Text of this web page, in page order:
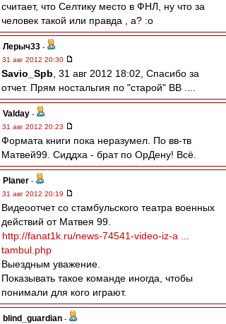
считает, что Селтику место в ФНЛ, ну что за
человек такой или правда , а? :o
Лерыч33 -
31 авг 2012 20:30
Savio_Spb , 31 авг 2012 18:02, Спасибо за
отчет. Прям ностальгия по "старой" ВВ ....
Valday -
31 авг 2012 20:23
Формата книги пока неразумел. По вв-тв
Матвей99. Сиддха - брат по ОрДену! Всё.
Planer -
31 авг 2012 20:19
Видеоотчет со стамбульского театра военных
действий от Матвея 99.
http://fanat1k.ru/news-74541-video-iz-a ...
tambul.php
Выездным уважение.
Показывать такое команде иногда, чтобы
понимали для кого играют.
blind_guardian -